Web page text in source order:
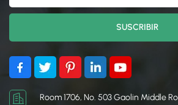
estable y eficiente a largo
Room 1706, No. 503 Gaolin Middle